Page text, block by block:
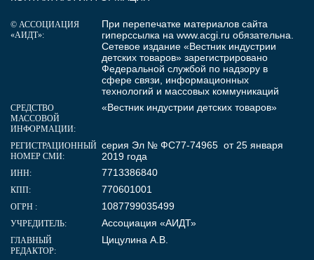
© АССОЦИАЦИЯ
«АИДТ»:
При перепечатке материалов сайта
гиперссылка на www.acgi.ru обязательна.
Сетевое издание «Вестник индустрии
детских товаров» зарегистрировано
Федеральной службой по надзору в
сфере связи, информационных
технологий и массовых коммуникаций
СРЕДСТВО
МАССОВОЙ
ИНФОРМАЦИИ:
«Вестник индустрии детских товаров»
РЕГИСТРАЦИОННЫЙ
НОМЕР СМИ:
серия Эл № ФС77-74965 от 25 января
2019 года
ИНН: 7713386840
КПП: 770601001
ОГРН : 1087799035499
УЧРЕДИТЕЛЬ: Ассоциация «АИДТ»
ГЛАВНЫЙ
РЕДАКТОР:
Цицулина А.В.